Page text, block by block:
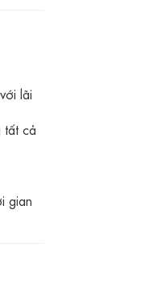
lãi
tất cả
gian